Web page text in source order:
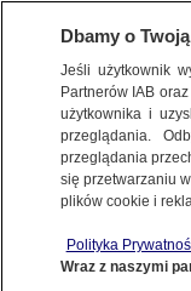
METEO
NAJNOWSZE
oraz Kirk
Dbamy o
Jeśli użytkownik
Partnerów IAB
użytkownika i
przeglądania.
przeglądania
się przetwarzaniu
plików cookie i
Polityka
Wraz z naszymi